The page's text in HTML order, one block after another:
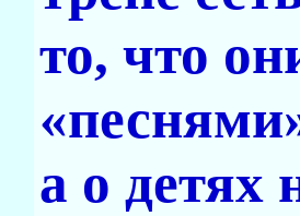
то, что
а о детях